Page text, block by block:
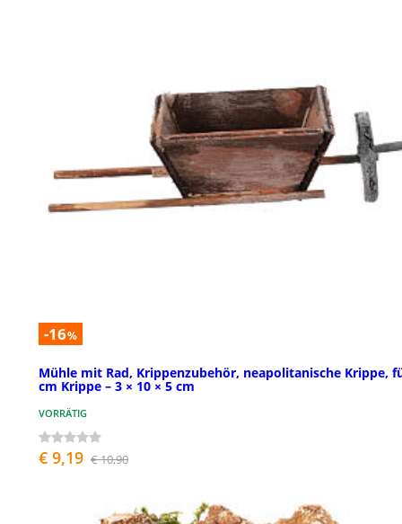
-16%
Mühle mit Rad, Krippenzubehör, neapolitanische Krippe,
cm Krippe – 3 × 10 × 5 cm
VORRÄTIG
€ 9,19 € 10,90